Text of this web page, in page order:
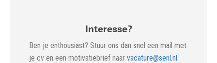
Interesse?
Ben je enthousiast? Stuur ons dan snel een mail met
je cv en een motivatiebrief naar vacature@senl.nl